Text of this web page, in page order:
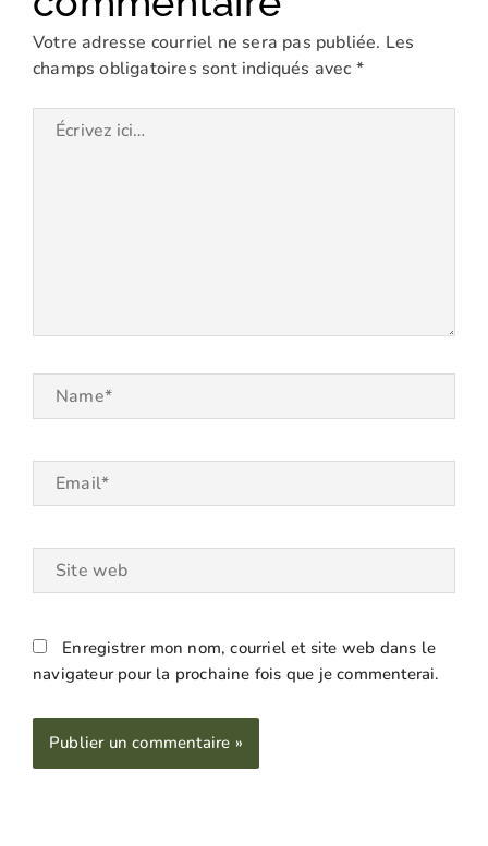
Votre adresse courriel ne sera pas publiée. Les
champs obligatoires sont indiqués avec *
Écrivez
Name*
Email*
Site
Enregistrer mon nom, courriel et site web dans le
navigateur pour la prochaine fois que je commenterai.